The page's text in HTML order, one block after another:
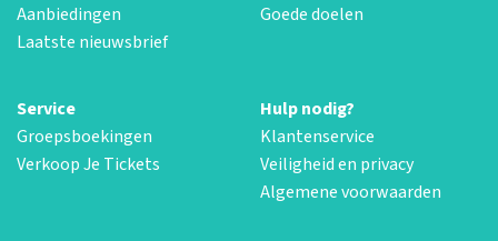
Aanbiedingen
Laatste nieuwsbrief
Goede doelen
Service
Groepsboekingen
Verkoop Je Tickets
Hulp nodig?
Klantenservice
Veiligheid en privacy
Algemene voorwaarden